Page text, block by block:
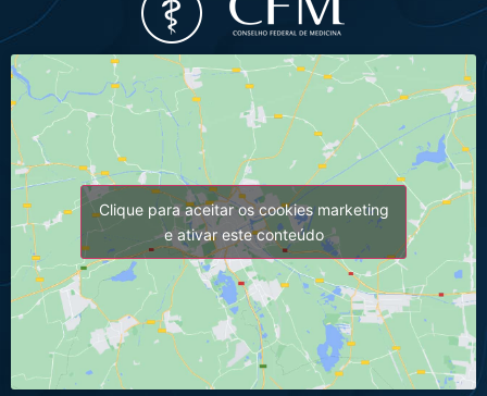
Clique para aceitar os cookies marketing
e ativar este conteúdo